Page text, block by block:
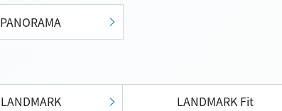
PANORAMA
LANDMARK LANDMARK Fit